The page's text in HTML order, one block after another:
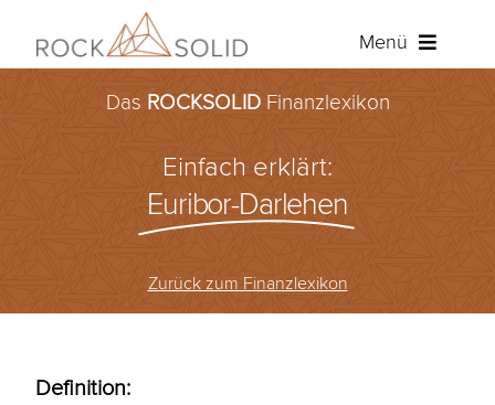
Inhalt
Menü
Baufinanzierung
Ratenkredit
Über ROCKSOLID
Das ROCKSOLIDFinanzlexikon
Einfach erklärt:
Euribor-Darlehen
Zurück zum Finanzlexikon
Definition: